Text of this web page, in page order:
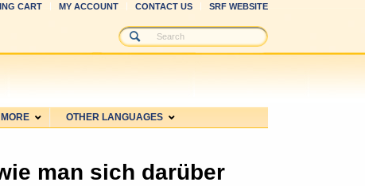
CART MY ACCOUNT CONTACT US SRF WEBSITE
OTHER LANGUAGES
man sich darüber